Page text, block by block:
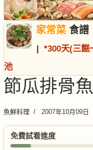
家常菜食譜
| *300天(三餸
池
節瓜排骨
魚鮮料理 2007年10月09日
免費試看進度